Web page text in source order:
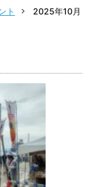
ト 2025年10月